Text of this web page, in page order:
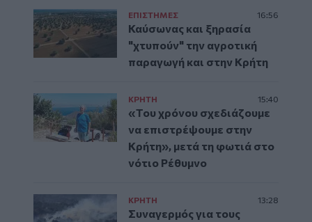
ΕΠΙΣΤΗΜΕΣ 16:56
Καύσωνας και ξηρασία
"χτυπούν" την αγροτική
παραγωγή και στην Κρήτη
ΚΡΗΤΗ 15:40
«Του χρόνου σχεδιάζουμε
να επιστρέψουμε στην
Κρήτη», μετά τη φωτιά στο
νότιο Ρέθυμνο
ΚΡΗΤΗ 13:28
Συναγερμός για τους